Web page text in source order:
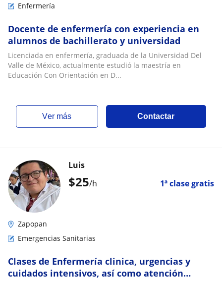
Enfermería
Docente de enfermería con experiencia en
alumnos de bachillerato y universidad
Licenciada en enfermería, graduada de la Universidad Del
Valle de México, actualmente estudió la maestría en
Educación Con Orientación en D...
ver más Contactar
$25/h 1ª clase gratis
Luis
Zapopan
Emergencias Sanitarias
Clases de Enfermería clinica, urgencias y
cuidados intensivos, así como atención